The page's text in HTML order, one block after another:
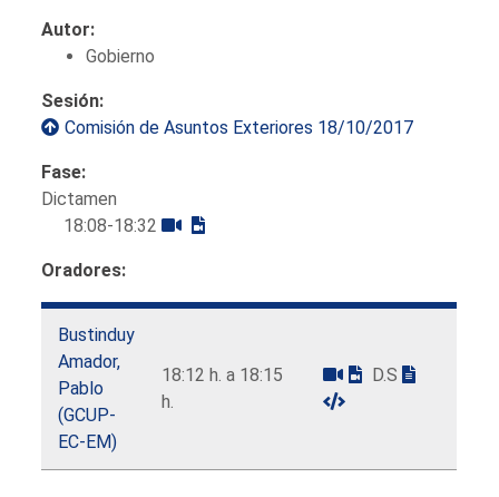
Autor:
Gobierno
Sesión:
Comisión de Asuntos Exteriores 18/10/2017
Fase:
Dictamen
18:08-18:32
Oradores:
Bustinduy
Amador,
Pablo
(GCUP-
EC-EM)
18:12 h. a 18:15
h.
D.S